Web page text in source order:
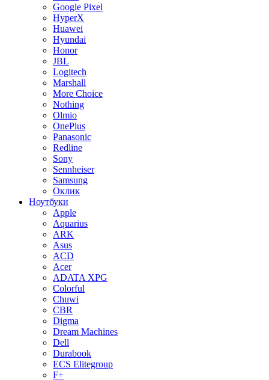
Google Pixel
HyperX
Huawei
Hyundai
Honor
JBL
Logitech
Marshall
More Choice
Nothing
Olmio
OnePlus
Panasonic
Redline
Sony
Sennheiser
Samsung
Оклик
Ноутбуки
Apple
Aquarius
ARK
Asus
ACD
Acer
ADATA XPG
Colorful
Chuwi
CBR
Digma
Dream Machines
Dell
Durabook
ECS Elitegroup
F+